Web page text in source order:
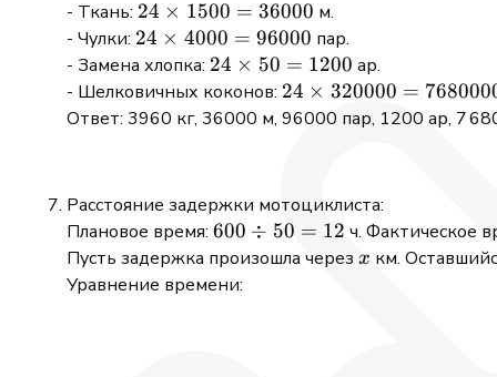
0
=
2
\times
165 =
3960
- Ткань: 24
\times
1500
=
36000
24 × 1500 = 36000 м.
- Чулки: 24
\times
4000
=
24 × 4000 = 96000 пар.
- Замена хлопка: 24
\times
50 =
24 × 50 = 1200 ар.
- Шелковичных коконов: 24
\times
24 × 320000 =
Ответ: 3960 кг, 36000 м, 96000 пар, 1200 ар, 7
Расстояние задержки мотоциклиста:
Плановое время: 600
\div
50
600 ÷ 50 = 12 ч. Фактическое
Пусть задержка произошла через x
x км.
Уравнение времени: